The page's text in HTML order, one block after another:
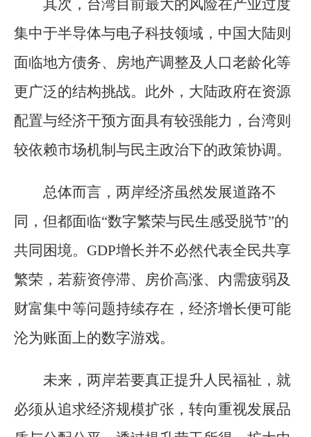
其次，台湾目前最大的风险在产业过度
集中于半导体与电子科技领域，中国大陆则
面临地方债务、房地产调整及人口老龄化等
更广泛的结构挑战。此外，大陆政府在资源
配置与经济干预方面具有较强能力，台湾则
较依赖市场机制与民主政治下的政策协调。
总体而言，两岸经济虽然发展道路不
同，但都面临“数字繁荣与民生感受脱节”的
共同困境。GDP增长并不必然代表全民共享
繁荣，若薪资停滞、房价高涨、内需疲弱及
财富集中等问题持续存在，经济增长便可能
沦为账面上的数字游戏。
未来，两岸若要真正提升人民福祉，就
必须从追求经济规模扩张，转向重视发展品